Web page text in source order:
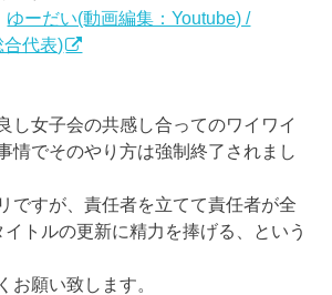
ゆーだい(動画編集：Youtube) /
合代表)
し女子会の共感し合ってのワイワイ
情でそのやり方は強制終了されまし
ですが、責任者を立てて責任者が全
トルの更新に精力を捧げる、という
お願い致します。